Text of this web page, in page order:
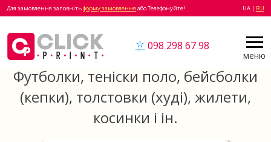
Для замовлення заповнітьформу замовлення або Телефонуйте! UA | RU
меню
098 298 67 98
Футболки, теніски поло, бейсболки
(кепки), толстовки (худі), жилети,
косинки і ін.